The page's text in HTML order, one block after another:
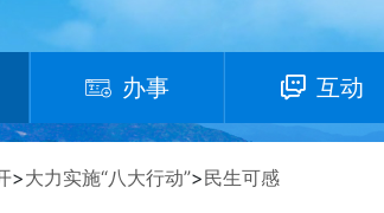
办事 互动
>大力实施“八大行动”>民生可感